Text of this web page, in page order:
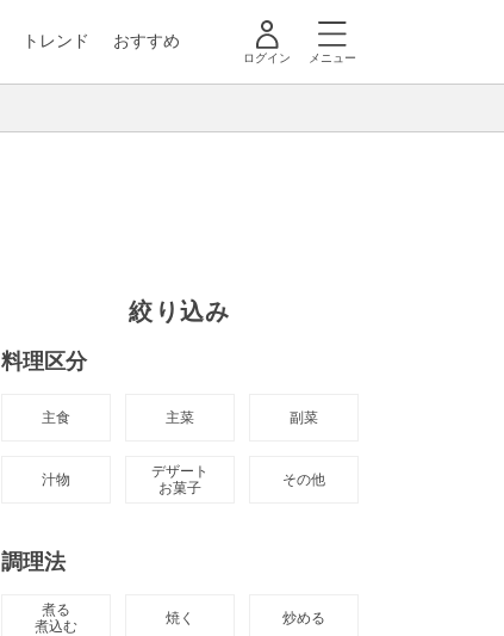
トレンド おすすめ
ログイン メニュー
絞り込み
料理区分
主食 主菜 副菜
汁物
デザート
お菓子
その他
調理法
煮る
煮込む
焼く 炒める